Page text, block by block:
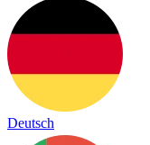
Deutsch